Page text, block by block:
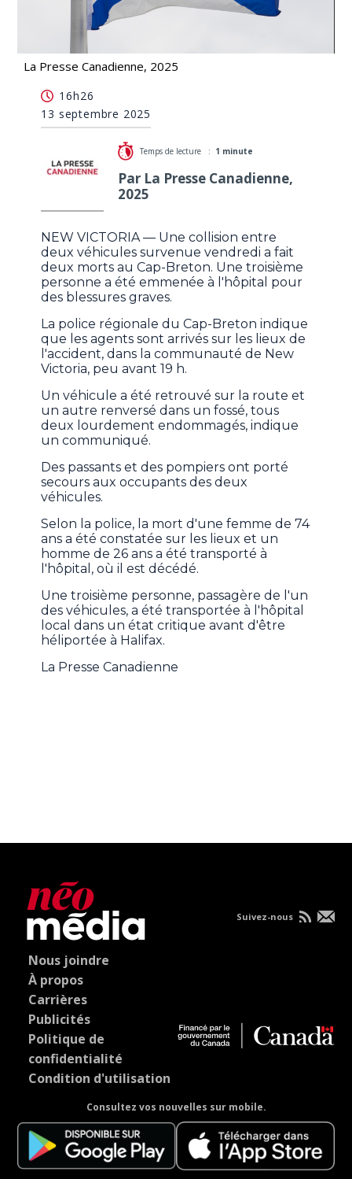
La Presse Canadienne, 2025
deux véhicules au Cap-Breton
16h26
13 septembre 2025
Temps de lecture : 1 minute
Par La Presse Canadienne,
2025
NEW VICTORIA — Une collision entre
deux véhicules survenue vendredi a fait
deux morts au Cap-Breton. Une troisième
personne a été emmenée à l'hôpital pour
des blessures graves.
La police régionale du Cap-Breton indique
que les agents sont arrivés sur les lieux de
l'accident, dans la communauté de New
Victoria, peu avant 19 h.
Un véhicule a été retrouvé sur la route et
un autre renversé dans un fossé, tous
deux lourdement endommagés, indique
un communiqué.
Des passants et des pompiers ont porté
secours aux occupants des deux
véhicules.
Selon la police, la mort d'une femme de 74
ans a été constatée sur les lieux et un
homme de 26 ans a été transporté à
l'hôpital, où il est décédé.
Une troisième personne, passagère de l'un
des véhicules, a été transportée à l'hôpital
local dans un état critique avant d'être
héliportée à Halifax.
La Presse Canadienne
Nous joindre
À propos
Carrières
Publicités
Politique de
confidentialité
Condition d'utilisation
Consultez vos nouvelles sur mobile.
Suivez-nous